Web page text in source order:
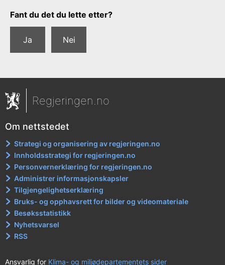
Tilbakemeldingsskjema
Fant du det du lette etter?
Ja Nei
Regjeringen.no
Om nettstedet
Strategi og organisering av regjeringen.no
Innholdsstrategi for regjeringen.no
Personvernerklæring for regjeringen.no
Administrer informasjonskapsler
Tilgjengelighetserklæring
Bruks- og opphavsrett for bilder og videomateriale
Besøksstatistikk
Nyhetsvarsel
RSS
Ansvarlig for Klima- og miljødepartementets sider